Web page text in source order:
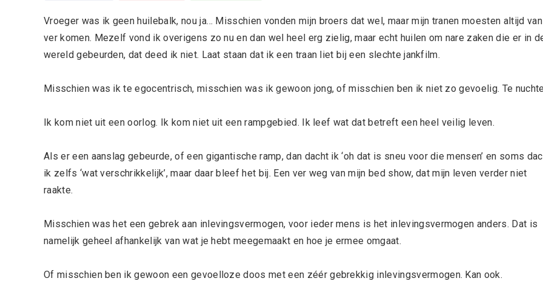
Vroeger was ik geen huilebalk, nou ja… Misschien vonden mijn broers dat wel, maar mijn tranen moesten altijd van
ver komen. Mezelf vond ik overigens zo nu en dan wel heel erg zielig, maar echt huilen om nare zaken die er in
wereld gebeurden, dat deed ik niet. Laat staan dat ik een traan liet bij een slechte jankfilm.
Misschien was ik te egocentrisch, misschien was ik gewoon jong, of misschien ben ik niet zo gevoelig. Te
Ik kom niet uit een oorlog. Ik kom niet uit een rampgebied. Ik leef wat dat betreft een heel veilig leven.
Als er een aanslag gebeurde, of een gigantische ramp, dan dacht ik ‘oh dat is sneu voor die mensen’ en soms
ik zelfs ‘wat verschrikkelijk’, maar daar bleef het bij. Een ver weg van mijn bed show, dat mijn leven verder niet
raakte.
Misschien was het een gebrek aan inlevingsvermogen, voor ieder mens is het inlevingsvermogen anders. Dat is
namelijk geheel afhankelijk van wat je hebt meegemaakt en hoe je ermee omgaat.
Of misschien ben ik gewoon een gevoelloze doos met een zéér gebrekkig inlevingsvermogen. Kan ook.